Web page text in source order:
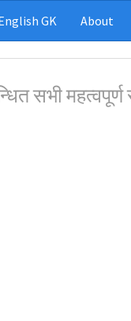
GK About
सभी